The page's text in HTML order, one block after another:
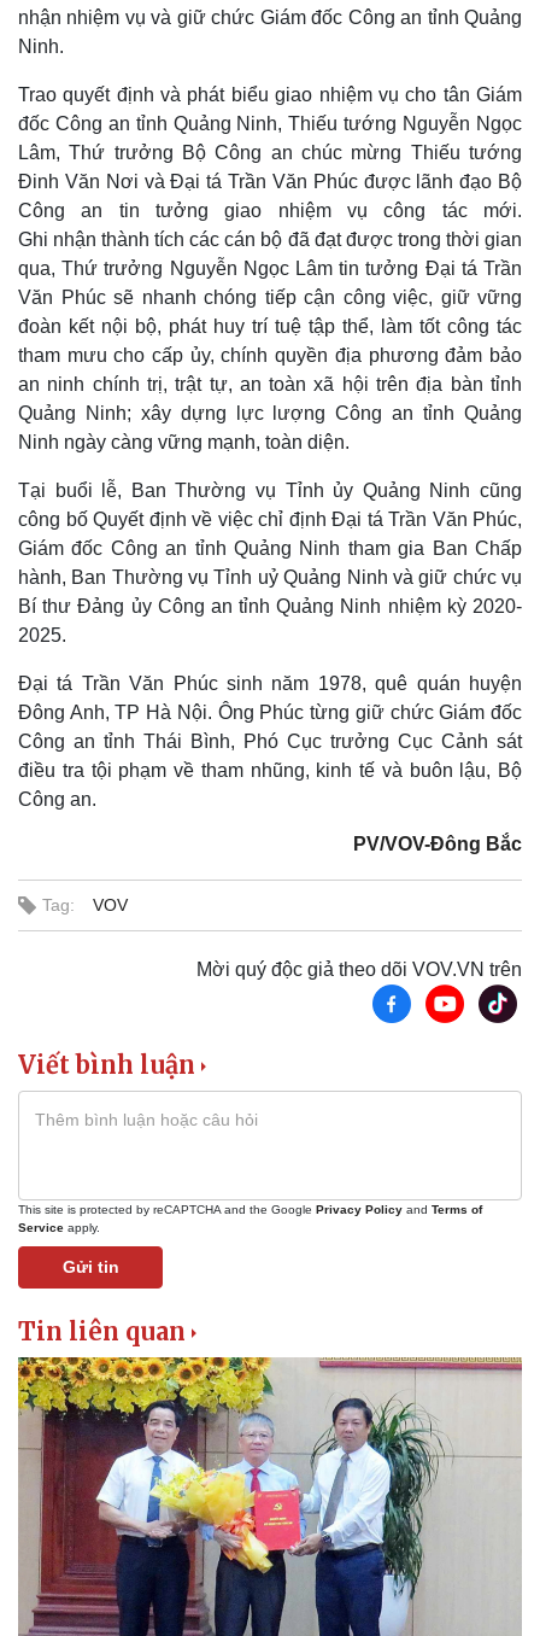
Kinh tế
Bất động sản
Khởi nghiệp
Thị trường
Giá vàng
Tiêu dùng
Tỷ giá
Chứng khoán
Giá cà phê
Pháp luật
Vụ án
Tin nóng
Tư vấn luật
Quân sự - Quốc phòng
Vũ khí
Việt Nam
Phân tích
Thể thao
Lịch thi đấu bóng đá
Hậu trường
Doanh nghiệp
Thông tin doanh nghiệp
Doanh nghiệp 24h
Doanh nhân
Vì cộng đồng
Công nghệ
Sành điệu
Tin Công nghệ
Trải nghiệm
Chuyển đổi số
nhận nhiệm vụ và giữ chức Giám đốc Công an tỉnh Quảng
Ninh.
Trao quyết định và phát biểu giao nhiệm vụ cho tân Giám
đốc Công an tỉnh Quảng Ninh, Thiếu tướng Nguyễn Ngọc
Lâm, Thứ trưởng Bộ Công an chúc mừng Thiếu tướng
Đinh Văn Nơi và Đại tá Trần Văn Phúc được lãnh đạo Bộ
Công an tin tưởng giao nhiệm vụ công tác mới.
Ghi nhận thành tích các cán bộ đã đạt được trong thời gian
qua, Thứ trưởng Nguyễn Ngọc Lâm tin tưởng Đại tá Trần
Văn Phúc sẽ nhanh chóng tiếp cận công việc, giữ vững
đoàn kết nội bộ, phát huy trí tuệ tập thể, làm tốt công tác
tham mưu cho cấp ủy, chính quyền địa phương đảm bảo
an ninh chính trị, trật tự, an toàn xã hội trên địa bàn tỉnh
Quảng Ninh; xây dựng lực lượng Công an tỉnh Quảng
Ninh ngày càng vững mạnh, toàn diện.
Tại buổi lễ, Ban Thường vụ Tỉnh ủy Quảng Ninh cũng
công bố Quyết định về việc chỉ định Đại tá Trần Văn Phúc,
Giám đốc Công an tỉnh Quảng Ninh tham gia Ban Chấp
hành, Ban Thường vụ Tỉnh uỷ Quảng Ninh và giữ chức vụ
Bí thư Đảng ủy Công an tỉnh Quảng Ninh nhiệm kỳ 2020-
2025.
Đại tá Trần Văn Phúc sinh năm 1978, quê quán huyện
Đông Anh, TP Hà Nội. Ông Phúc từng giữ chức Giám đốc
Công an tỉnh Thái Bình, Phó Cục trưởng Cục Cảnh sát
điều tra tội phạm về tham nhũng, kinh tế và buôn lậu, Bộ
Công an.
PV/VOV-Đông Bắc
Tag: VOV
Mời quý độc giả theo dõi VOV.VN trên
Viết bình luận
This site is protected by reCAPTCHA and the Google Privacy Policy and Terms of
Service apply.
Gửi tin
Tin liên quan